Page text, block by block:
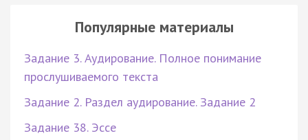
Популярные материалы
Задание 3. Аудирование. Полное понимание
прослушиваемого текста
Задание 2. Раздел аудирование. Задание 2
Задание 38. Эссе